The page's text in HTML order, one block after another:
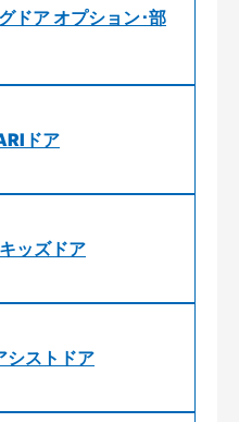
ドア オプション･部
ドア
ッズドア
ストドア